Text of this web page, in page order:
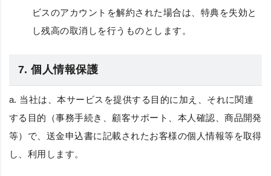
ビスのアカウントを解約された場合は、特典を失効と
し残高の取消しを行うものとします。
7. 個人情報保護
a. 当社は、本サービスを提供する目的に加え、それに関連
する目的（事務手続き、顧客サポート、本人確認、商品開発
等）で、送金申込書に記載されたお客様の個人情報等を取得
し、利用します。